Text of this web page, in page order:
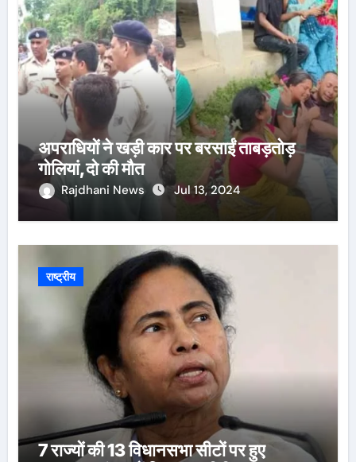
अपराधियों ने खड़ी कार पर बरसाईं ताबड़तोड़
गोलियां,दो की मौत
Rajdhani News Jul 13, 2024
राष्ट्रीय
7 राज्यों की 13 विधानसभा सीटों पर हुए